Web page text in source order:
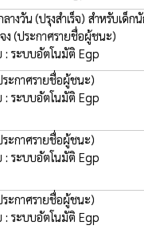
กลางวัน (ปรุงสำเร็จ) สำหรั
ง (ประกาศรายชื่อผู้ชนะ)
: ระบบอัตโนมัติ Egp
ระกาศรายชื่อผู้ชนะ)
: ระบบอัตโนมัติ Egp
ระกาศรายชื่อผู้ชนะ)
: ระบบอัตโนมัติ Egp
ระกาศรายชื่อผู้ชนะ)
: ระบบอัตโนมัติ Egp